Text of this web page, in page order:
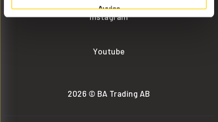
Avvisa
Instagram
Youtube
2026 © BA Trading AB